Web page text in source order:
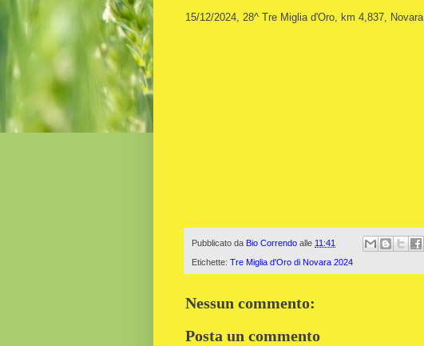
15/12/2024, 28^ Tre Miglia d'Oro, km 4,837, Novara
Pubblicato da Bio Correndo alle 11:41
Etichette: Tre Miglia d'Oro di Novara 2024
Nessun commento:
Posta un commento